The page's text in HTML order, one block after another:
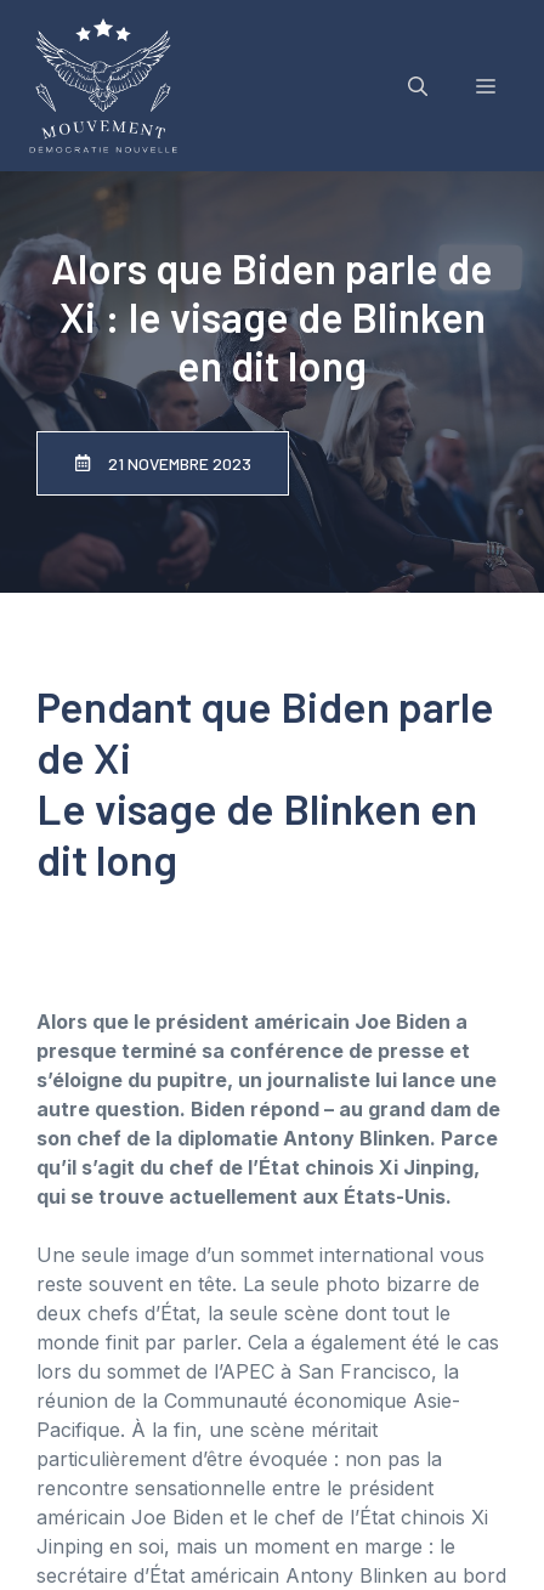
contenu
Menu
Alors que Biden parle de
Xi : le visage de Blinken
en dit long
21 NOVEMBRE 2023
Pendant que Biden parle
de Xi
Le visage de Blinken en
dit long
Alors que le président américain Joe Biden a
presque terminé sa conférence de presse et
s’éloigne du pupitre, un journaliste lui lance une
autre question. Biden répond – au grand dam de
son chef de la diplomatie Antony Blinken. Parce
qu’il s’agit du chef de l’État chinois Xi Jinping,
qui se trouve actuellement aux États-Unis.
Une seule image d’un sommet international vous
reste souvent en tête. La seule photo bizarre de
deux chefs d’État, la seule scène dont tout le
monde finit par parler. Cela a également été le cas
lors du sommet de l’APEC à San Francisco, la
réunion de la Communauté économique Asie-
Pacifique. À la fin, une scène méritait
particulièrement d’être évoquée : non pas la
rencontre sensationnelle entre le président
américain Joe Biden et le chef de l’État chinois Xi
Jinping en soi, mais un moment en marge : le
secrétaire d’État américain Antony Blinken au bord